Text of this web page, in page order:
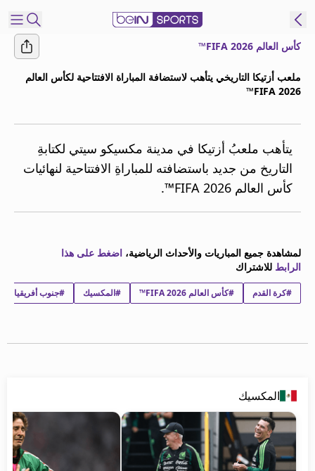
إدارة
التنبيهات
انضم
النشرة
الإخبارية
اتصل بنا
ترددات beIN SPORTS
احصل على beIN
معلومات عن هذا الموقع
كأس العالم FIFA 2026™
ملعب أزتيكا التاريخي يتأهب لاستضافة المباراة الافتتاحية لكأس العالم
FIFA 2026™
يتأهب ملعبُ أزتيكا في مدينة مكسيكو سيتي لكتابةِ
التاريخ من جديد باستضافته للمباراةِ الافتتاحية لنهائيات
كأس العالم FIFA 2026™.
لمشاهدة جميع المباريات والأحداث الرياضية، اضغط على هذا
الرابط للاشتراك
#كرة القدم #كأس العالم FIFA 2026™ #المكسيك #جنوب أفريقيا
المكسيك